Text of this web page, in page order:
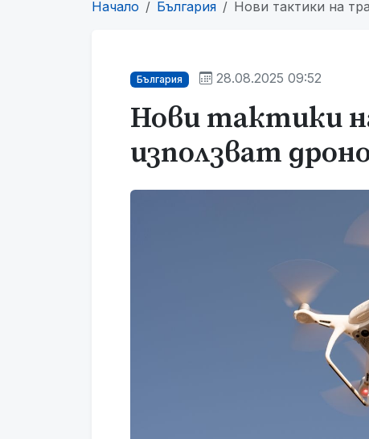
Начало България Нови тактики на
България 28.08.2025 09:52
Нови тактики
използват